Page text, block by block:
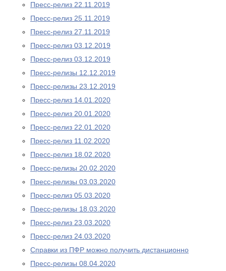
Пресс-релиз 22.11.2019
Пресс-релиз 25.11.2019
Пресс-релиз 27.11.2019
Пресс-релиз 03.12.2019
Пресс-релиз 03.12.2019
Пресс-релизы 12.12.2019
Пресс-релизы 23.12.2019
Пресс-релиз 14.01.2020
Пресс-релиз 20.01.2020
Пресс-релиз 22.01.2020
Пресс-релиз 11.02.2020
Пресс-релиз 18.02.2020
Пресс-релизы 20.02.2020
Пресс-релизы 03.03.2020
Пресс-релиз 05.03.2020
Пресс-релизы 18.03.2020
Пресс-релиз 23.03.2020
Пресс-релиз 24.03.2020
Справки из ПФР можно получить дистанционно
Пресс-релизы 08.04.2020